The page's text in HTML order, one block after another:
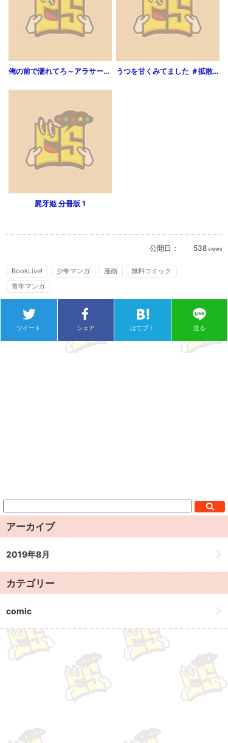
俺の前で濡れてろ～アラサー女子と俺様俳優の秘密の情事～（分冊版） 【第1話】 うつを甘くみてました ＃拡散希望＃双極性障害＃受け入れる＃人生（分冊版） 【第1話】
屍牙姫 分冊版 1
公開日： 538 views
BookLive! 少年マンガ 漫画
無料コミック
青年マンガ
ツイート シェア はてブ！ 送る
アーカイブ
2019年8月
カテゴリー
comic